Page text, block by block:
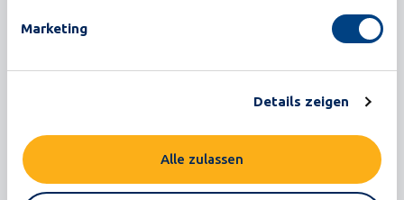
Marketing
Details zeigen
Alle zulassen